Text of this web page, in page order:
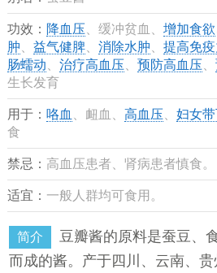
功效： 降血压 、缓冲贫血、 增加食欲
肿
益气健脾、 消除水肿 提高免疫
肠蠕动
治疗高血压 预防高血压
生长发育
用于： 咯血 、衄血、 高血压 妇女
食
禁忌： 高血压患者、肾病患者慎食。
适宜： 一般人群均可食用。
简介
豆瓣酱的原料是蚕豆、
而成的酱。产于四川、云南、